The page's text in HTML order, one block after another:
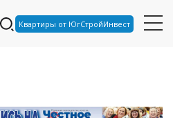
Квартиры от ЮгСтройИнвест